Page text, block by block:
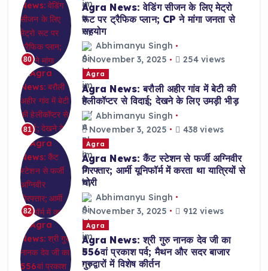
80
Agra News: वेडिंग सीजन के लिए मेट्रो
रूट पर ट्रैफिक प्लान; CP ने मांगा जनता से
सहयोग
Abhimanyu Singh
November 3, 2025
254 views
81
Agra
Agra News: बरौली अहीर गांव में बेटी की
हेलीकॉप्टर से विदाई; देखने के लिए उमड़ी भीड़
Abhimanyu Singh
November 3, 2025
438 views
82
Agra
Agra News: कैंट स्टेशन से फर्जी अग्निवीर
गिरफ्तार; आर्मी यूनिफॉर्म में करता था यात्रियों से
चोरी
Abhimanyu Singh
November 3, 2025
912 views
Agra
Agra News: श्री गुरु नानक देव जी का
556वां प्रकाश पर्व; मैथन और सदर बाजार
गुरुद्वारों में विशेष कीर्तन